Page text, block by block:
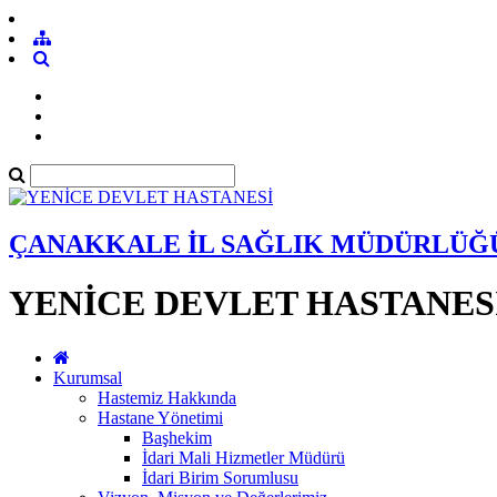
ÇANAKKALE İL SAĞLIK
YENİCE DEVLET
Kurumsal
Hastemiz Hakkında
Hastane Yönetimi
Başhekim
İdari Mali Hizmetler Müdürü
İdari Birim Sorumlusu